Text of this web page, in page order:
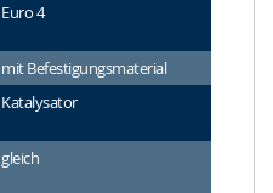
Euro 4
mit Befestigungsmaterial
Katalysator
gleich